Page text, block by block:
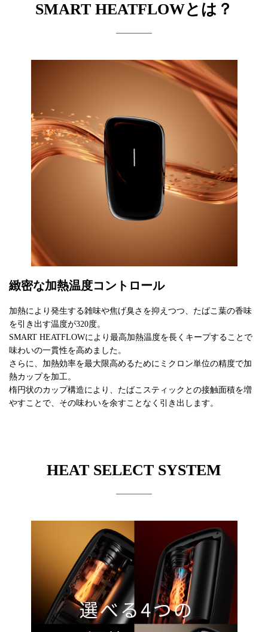
SMART HEATFLOWとは？
緻密な加熱温度コントロール
加熱により発生する雑味や焦げ臭さを抑えつつ、たばこ葉の香味
を引き出す温度が320度。
SMART HEATFLOWにより最高加熱温度を長くキープすることで
味わいの一貫性を高めました。
さらに、加熱効率を最大限高めるためにミクロン単位の精度で加
熱カップを加工。
楕円状のカップ構造により、たばこスティックとの接触面積を増
やすことで、その味わいを余すことなく引き出します。
HEAT SELECT SYSTEM